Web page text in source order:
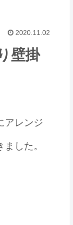
2020.11.02
壁掛
アレンジ
した。